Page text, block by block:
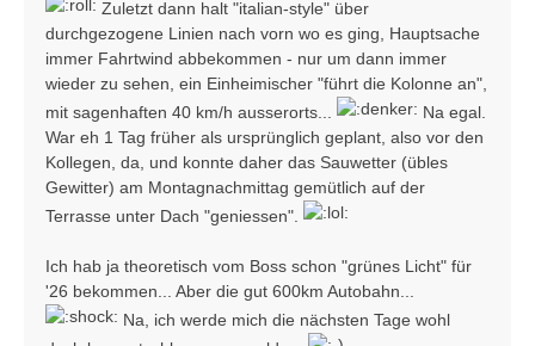
Zuletzt dann halt "italian-style" über
durchgezogene Linien nach vorn wo es ging, Hauptsache
immer Fahrtwind abbekommen - nur um dann immer
wieder zu sehen, ein Einheimischer "führt die Kolonne an",
mit sagenhaften 40 km/h ausserorts...
Na egal.
War eh 1 Tag früher als ursprünglich geplant, also vor den
Kollegen, da, und konnte daher das Sauwetter (übles
Gewitter) am Montagnachmittag gemütlich auf der
Terrasse unter Dach "geniessen".
Ich hab ja theoretisch vom Boss schon "grünes Licht" für
'26 bekommen... Aber die gut 600km Autobahn...
Na, ich werde mich die nächsten Tage wohl